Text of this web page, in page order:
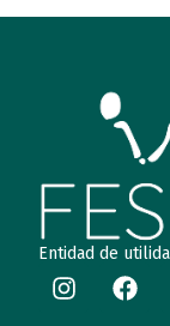
Entidad de